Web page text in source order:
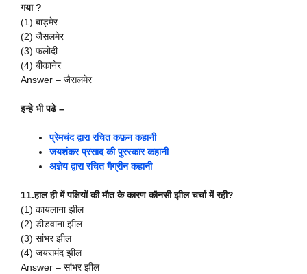
गया ?
(1) बाड़मेर
(2) जैसलमेर
(3) फलोदी
(4) बीकानेर
Answer – जैसलमेर
इन्हे भी पढे –
प्रेमचंद द्वारा रचित कफ़न कहानी
जयशंकर प्रसाद की पुरस्कार कहानी
अज्ञेय द्वारा रचित गैग्रीन कहानी
11.हाल ही में पक्षियों की मौत के कारण कौनसी झील चर्चा में रही?
(1) कायलाना झील
(2) डीडवाना झील
(3) सांभर झील
(4) जयसमंद झील
Answer – सांभर झील